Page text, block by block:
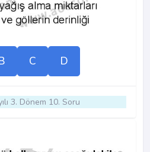
C D
3. Dönem 10. Soru